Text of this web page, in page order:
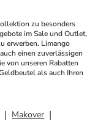
zu besonders
im Sale und Outlet,
erwerben. Limango
einen zuverlässigen
von unseren Rabatten
als auch Ihren
Makover